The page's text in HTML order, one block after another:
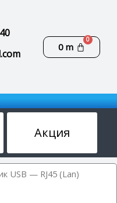
0m
Акция
USB — RJ45 (Lan)